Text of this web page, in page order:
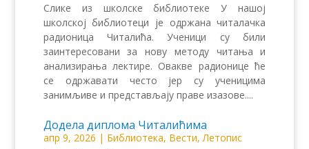
Слике из школске библиотеке У нашој
школској библиотеци је одржана читалачка
радионица Читалића. Ученици су били
заинтересовани за нову методу читања и
анализирања лектире. Овакве радионице ће
се одржавати често јер су ученицима
занимљиве и представљају праве изазове....
Додела диплома Читалићима
апр 9, 2026 | Библиотека, Вести,Летопис